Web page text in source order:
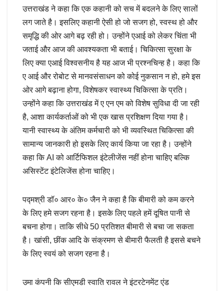
उत्तराखंड ने कहा कि एक कहानी को सच में बदलने के लिए सालों
लग जाते है। इसलिए कहानी ऐसी हो जो सजग हो, स्वस्थ हो और
समृद्धि की ओर आगे बढ़ रही हो। उन्होंने एआई को लेकर चिंता भी
जताई और आज की आवश्यकता भी बताई। चिकित्सा सुरक्षा के
लिए क्या एआई विश्वसनीय है यह आज भी प्रश्नचिन्ह है। कहा कि
ए आई और रोबोट से मानवसंसाधन को कोई नुकसान न हो, हमे इस
ओर आगे बढ़ाना होगा, विशेषकर स्वास्थ्य चिकित्सा के प्रति।
उन्होंने कहा कि उत्तराखंड में ए एन एम को विशेष सुविधा दी जा रही
है, आशा कार्यकर्ताओं को भी एक खास प्रशिक्षण दिया गया है।
यानी स्वास्थ्य के अंतिम कर्मचारी को भी व्यवस्थित चिकित्सा की
सामान्य जानकारी हो इसके लिए कार्य किया जा रहा है। उन्होंने
कहा कि AI को आर्टिफिशल इंटेलीजेंस नहीं होना चाहिए बल्कि
असिस्टेंट इंटेलिजेंस होना चाहिए।
पद्मश्री डॉ० आर० के० जैन ने कहा है कि बीमारी को कम करने
के लिए हमे सजग रहना है। इसके लिए पहले हमें दूषित पानी से
बचना होगा। ताकि सीधे 50 प्रतिशत बीमारी से बचा जा सकता
है। खांसी, छींक आदि के संक्रमण से बीमारी फैलती है इससे बचने
के लिए स्वयं को सजग रहना है।
उमा कंपनी कि सीएमडी स्वाति रावल ने इंटरटेनमेंट एंड